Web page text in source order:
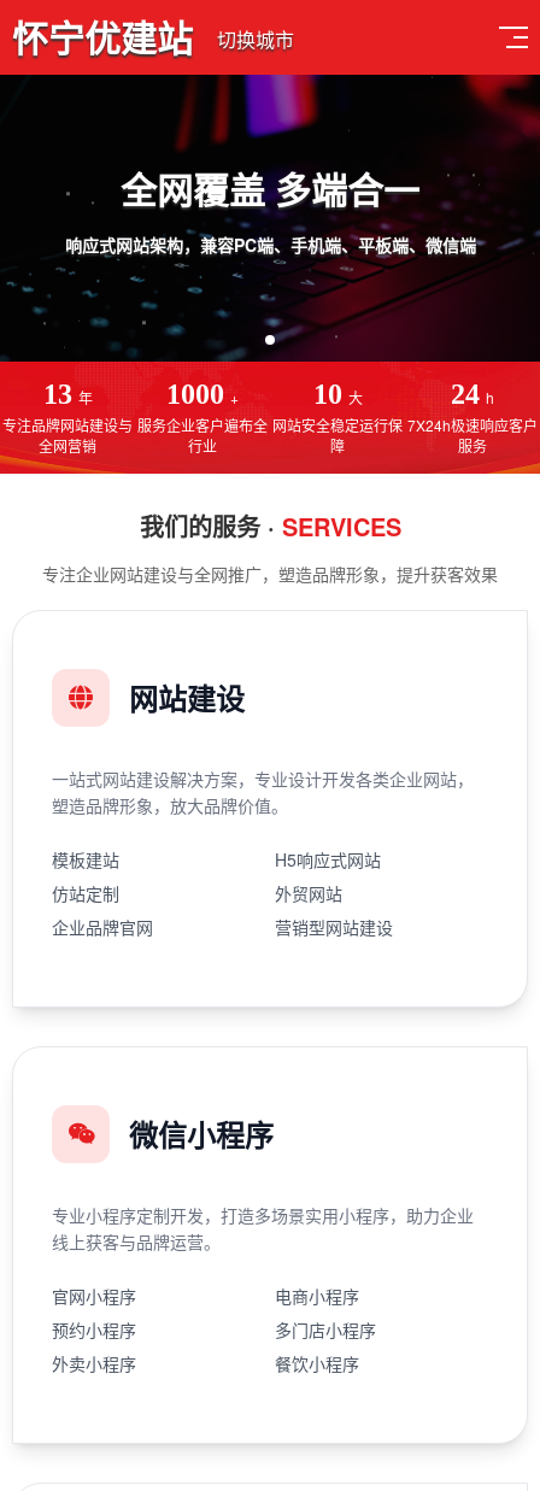
怀宁优建站 切换城市
端、平板端、微信端
品质设计 用心服务
免费售后服务，线上一对一指导操作，建站更简单
13 年
专注品牌网站建设与
全网营销
1000 +
服务企业客户遍布全
行业
10 大
网站安全稳定运行保
障
24 h
7X24h极速响应客户
服务
我们的服务 · SERVICES
专注企业网站建设与全网推广，塑造品牌形象，提升获客效果
网站建设
一站式网站建设解决方案，专业设计开发各类企业网站，
塑造品牌形象，放大品牌价值。
模板建站
H5响应式网站
仿站定制
外贸网站
企业品牌官网
营销型网站建设
微信小程序
专业小程序定制开发，打造多场景实用小程序，助力企业
线上获客与品牌运营。
官网小程序
电商小程序
预约小程序
多门店小程序
外卖小程序
餐饮小程序